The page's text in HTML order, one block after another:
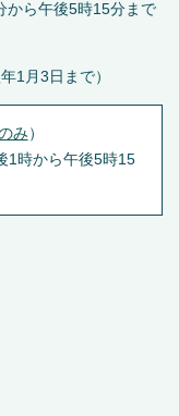
から午後5時15分まで
1月3日まで）
み ）
1時から午後5時15